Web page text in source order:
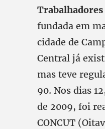
fundada em
cidade de
Central já
mas teve
90. Nos dias
de 2009, foi
CONCUT